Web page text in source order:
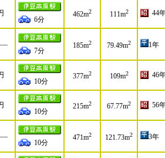
6分
462m2 111m2 44
7分
185m2 79.49m2 1年
10分
377m2 109m2 46
10分
215m2 67.77m2 56
10分
471m2 121.73m2 3年